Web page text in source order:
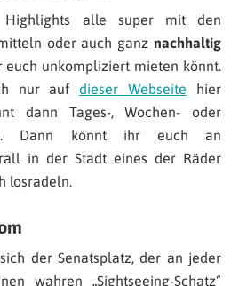
Highlights alle super mit den
oder auch ganz nachhaltig
euch unkompliziert mieten könnt.
nur aufdieser Webseite hier
dann Tages-, Wochen- oder
Dann könnt ihr euch an
in der Stadt eines der Räder
losradeln.
der Senatsplatz, der an jeder
wahren „Sightseeing-Schatz“